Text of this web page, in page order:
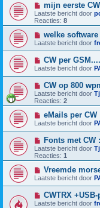
mijn eerste
Laatste bericht door
Reacties: 8
welke software
Laatste bericht door
CW per
Laatste bericht door
CW op 800
Laatste bericht door
Reacties: 2
eMails per CW
Laatste bericht door
Fonts met CW
Laatste bericht door
Reacties: 1
Vreemde
Laatste bericht door
CWTRX
Laatste bericht door